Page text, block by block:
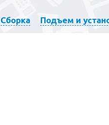
Сборка Подъем и